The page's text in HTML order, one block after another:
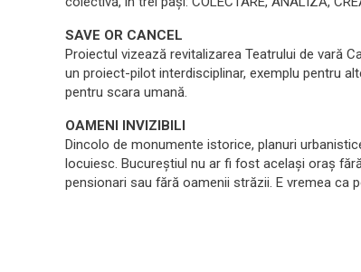
SAVE OR CANCEL
Proiectul vizează revitalizarea Teatrului de vară
un proiect-pilot interdisciplinar, exemplu pentru
pentru scara umană.
OAMENI INVIZIBILI
Dincolo de monumente istorice, planuri
locuiesc. Bucureștiul nu ar fi fost același oraș
pensionari sau fără oamenii străzii. E vremea ca